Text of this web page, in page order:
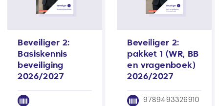
Beveiliger 2:
Basiskennis
beveiliging
2026/2027
Beveiliger 2:
pakket 1 (WR, BB
en vragenboek)
2026/2027
9789493326910